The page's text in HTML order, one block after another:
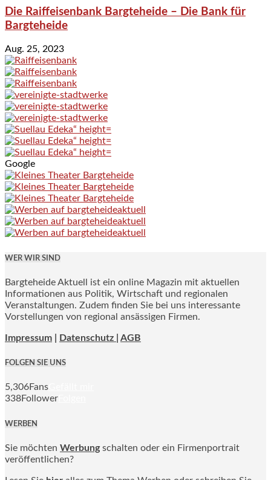
Die Raiffeisenbank Bargteheide – Die Bank für
Bargteheide
Aug. 25, 2023
Google
WER WIR SIND
Bargteheide Aktuell ist ein online Magazin mit aktuellen
Informationen aus Politik, Wirtschaft und regionalen
Veranstaltungen. Zudem finden Sie bei uns interessante
Vorstellungen von regional ansässigen Firmen.
Impressum Datenschutz | AGB
FOLGEN SIE UNS
5,306Fans
338Follower
WERBEN
Sie möchten Werbung schalten oder ein Firmenportrait
veröffentlichen?